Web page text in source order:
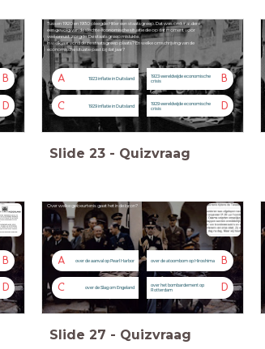
B
D
Tussen 1920 en 1930 pleegde Hitler een staatsgreep. Dat was onder andere
een gevolg van de slechte economische situatie die op dat moment voor
veel onrust zorgde. De staatsgreep mislukte.
In welk jaar vond deze staatsgreep plaats? En welke omschrijving van de
economische situatie past bij dat jaar?
A 1923 inflatie in Duitsland B
1923 wereldwijde economische
crisis
C 1929 inflatie in Duitsland D
1929 wereldwijde economische
crisis
Slide 23 - Quizvraag
B
D
Over welke gebeurtenis gaat het in de bron?
A over de aanval op Pearl Harbor B
over de atoombom op Hiroshima
C over de Slag om Engeland D
over het bombardement op
Rotterdam
Slide 27 - Quizvraag